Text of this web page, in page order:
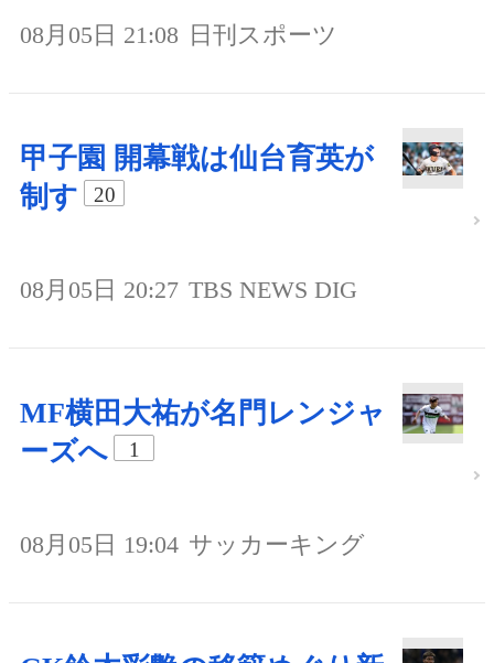
08月05日 21:08 日刊スポーツ
甲子園 開幕戦は仙台育英が
制す
20
08月05日 20:27 TBS NEWS DIG
MF横田大祐が名門レンジャ
ーズへ
1
08月05日 19:04 サッカーキング